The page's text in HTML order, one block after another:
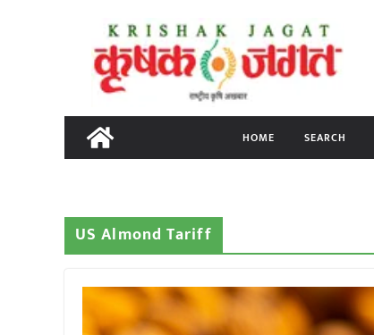
content
HOME SEARCH
US Almond Tariff